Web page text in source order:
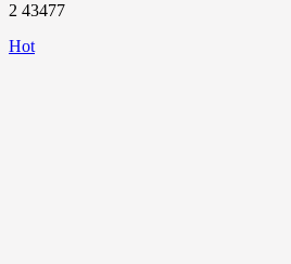
2 43477
Hot